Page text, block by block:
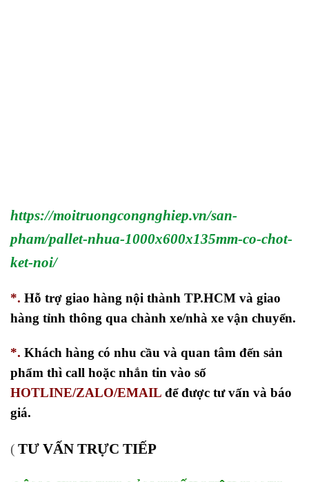
https://moitruongcongnghiep.vn/san-
pham/pallet-nhua-1000x600x135mm-co-chot-
ket-noi/
*. Hỗ trợ giao hàng nội thành TP.HCM và giao
hàng tỉnh thông qua chành xe/nhà xe vận chuyển.
*. Khách hàng có nhu cầu và quan tâm đến sản
phẩm thì call hoặc nhắn tin vào số
HOTLINE/ZALO/EMAIL để được tư vấn và báo
giá.
( TƯ VẤN TRỰC TIẾP